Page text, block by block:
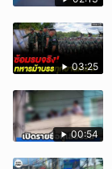
03:25
00:54